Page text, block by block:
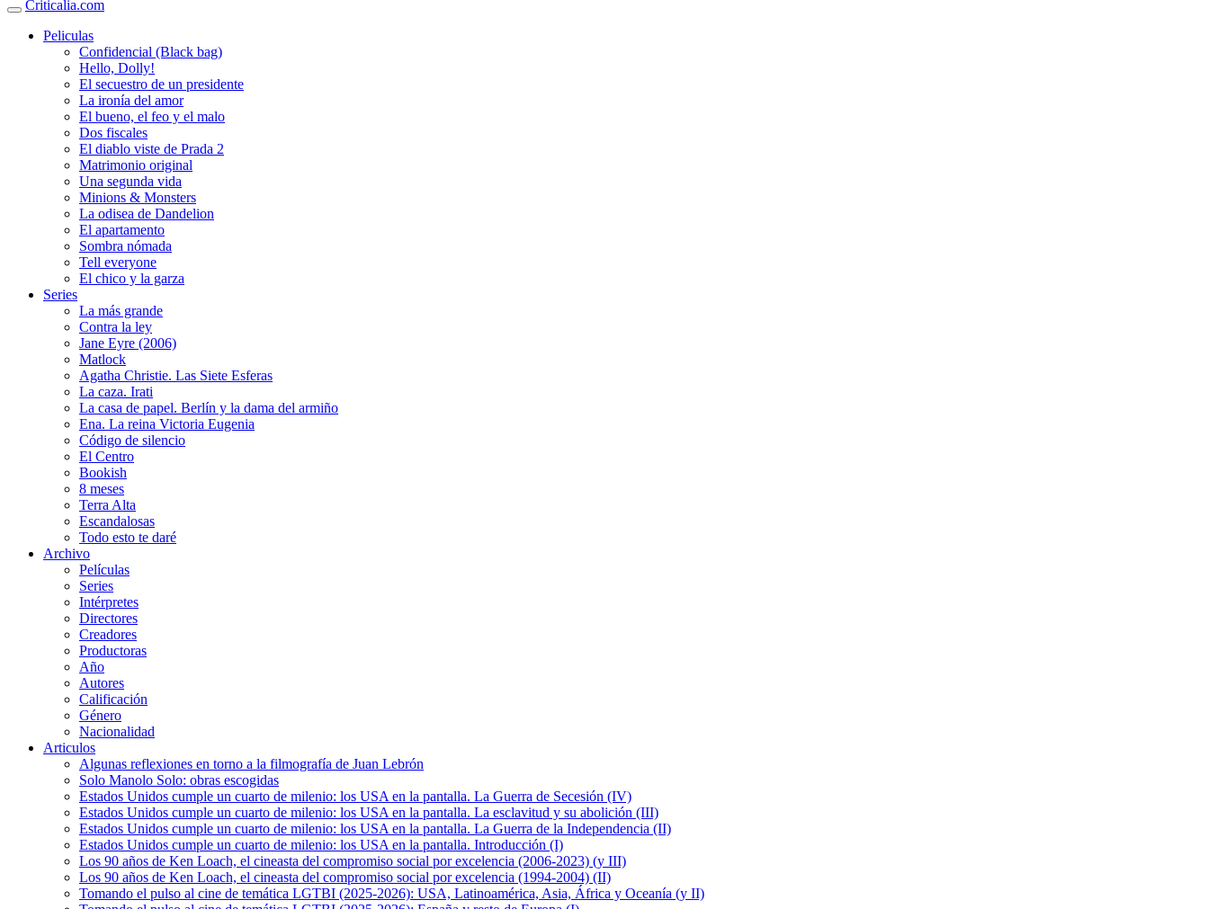
Criticalia.com
Peliculas
Confidencial (Black bag)
Hello, Dolly!
El secuestro de un presidente
La ironía del amor
El bueno, el feo y el malo
Dos fiscales
El diablo viste de Prada 2
Matrimonio original
Una segunda vida
Minions & Monsters
La odisea de Dandelion
El apartamento
Sombra nómada
Tell everyone
El chico y la garza
Series
La más grande
Contra la ley
Jane Eyre (2006)
Matlock
Agatha Christie. Las Siete Esferas
La caza. Irati
La casa de papel. Berlín y la dama del armiño
Ena. La reina Victoria Eugenia
Código de silencio
El Centro
Bookish
8 meses
Terra Alta
Escandalosas
Todo esto te daré
Archivo
Películas
Series
Intérpretes
Directores
Creadores
Productoras
Año
Autores
Calificación
Género
Nacionalidad
Articulos
Algunas reflexiones en torno a la filmografía de Juan Lebrón
Solo Manolo Solo: obras escogidas
Estados Unidos cumple un cuarto de milenio: los USA en la pantalla. La Guerra de Secesión (IV)
Estados Unidos cumple un cuarto de milenio: los USA en la pantalla. La esclavitud y su abolición (III)
Estados Unidos cumple un cuarto de milenio: los USA en la pantalla. La Guerra de la Independencia (II)
Estados Unidos cumple un cuarto de milenio: los USA en la pantalla. Introducción (I)
Los 90 años de Ken Loach, el cineasta del compromiso social por excelencia (2006-2023) (y III)
Los 90 años de Ken Loach, el cineasta del compromiso social por excelencia (1994-2004) (II)
Tomando el pulso al cine de temática LGTBI (2025-2026): USA, Latinoamérica, Asia, África y Oceanía (y II)